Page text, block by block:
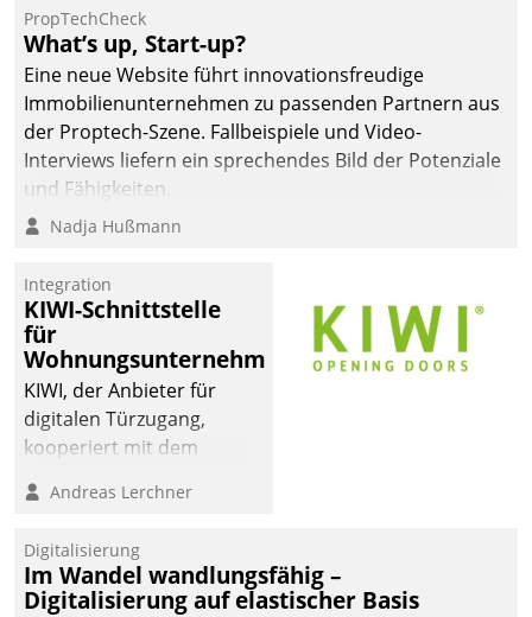
Datatrain ermöglicht
automatisiert ausgelöste,
zielgerichtete
Mieterbefragungen – eine
starke Grundlage für
intelligente,
Entscheidungen.
PropTechCheck
What’s up, Start-up?
Eine neue Website führt innovationsfreudige
Immobilienunternehmen zu passenden Partnern aus
der Proptech-Szene. Fallbeispiele und Video-
Interviews liefern ein sprechendes Bild der Potenziale
und Fähigkeiten.
Nadja Hußmann
Integration
KIWI-Schnittstelle
für
Wohnungsunternehmen
KIWI, der Anbieter für
digitalen Türzugang,
kooperiert mit dem
Softwareentwicklungshaus
Andreas Lerchner
Digitalisierung
Im Wandel wandlungsfähig –
Digitalisierung auf elastischer Basis